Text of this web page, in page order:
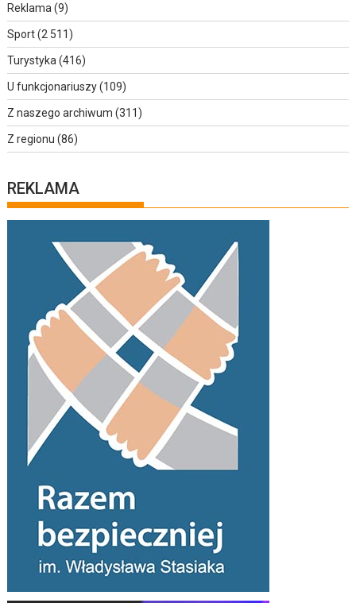
Reklama (9)
Sport(2 511)
Turystyka (416)
U funkcjonariuszy(109)
Z naszego archiwum (311)
Z regionu (86)
REKLAMA